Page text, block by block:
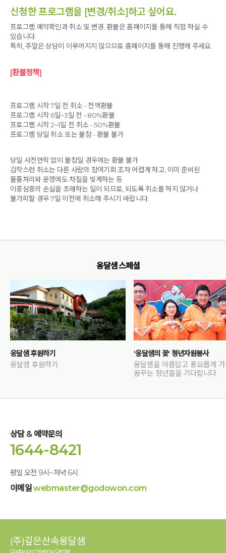
신청한 프로그램을 [변경/취소]하고 싶어요.
프로그램 예약확인과 취소 및 변경, 환불은 홈페이지를 통해 직접 하실 수
있습니다.
특히, 주말은 상담이 이루어지지 않으므로 홈페이지를 통해 진행해 주세요.
[환불정책]
프로그램 시작 7일 전 취소 - 전액환불
프로그램 시작 6일~3일 전 - 80%환불
프로그램 시작 2~1일 전 취소 - 50%환불
프로그램 당일 취소 또는 불참 - 환불 불가
당일 사전연락 없이 불참일 경우에는 환불 불가
갑작스런 취소는 다른 사람의 참여기회 조차 어렵게 하고, 이미 준비된
물품처리와 운영에도 차질을 빚게하는 등
이중삼중의 손실을 초래하는 일이 되므로, 되도록 취소를 하지 않거나
불가피할 경우 7일 이전에 취소해 주시기 바랍니다.
옹달샘 스페셜
옹달샘 후원하기
옹달샘 후원하기
'옹달샘의 꽃' 청년자원봉사
옹달샘을 아름답고 풍요롭게
꿈꾸는 청년들을 기다립니다
상담 & 예약문의
1644-8421
평일 오전 9시~저녁 6시
이메일webmaster@godowon.com
(주)깊은산속옹달샘
Godowon Healing Center